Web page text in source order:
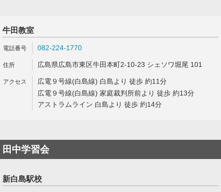
牛田教室
082-224-1770
広島県広島市東区牛田本町2-10-23 シェソワ堀尾 101
広電９号線(白島線) 白島より 徒歩 約11分
広電９号線(白島線) 家庭裁判所前より 徒歩 約13分
アストラムライン 白島より 徒歩 約14分
田中学習会
新白島駅校